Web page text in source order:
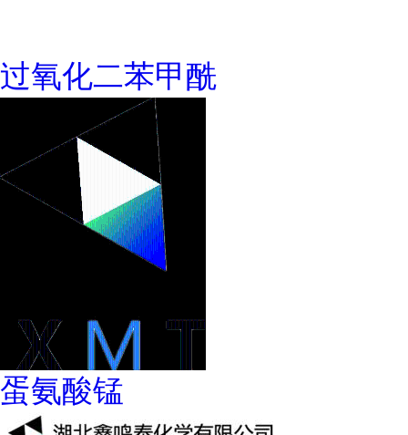
过氧化二苯甲酰
蛋氨酸锰